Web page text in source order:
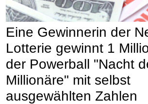
Eine Gewinnerin der
Lotterie gewinnt 1
der Powerball "Nacht
Millionäre" mit selbst
ausgewählten Zahlen